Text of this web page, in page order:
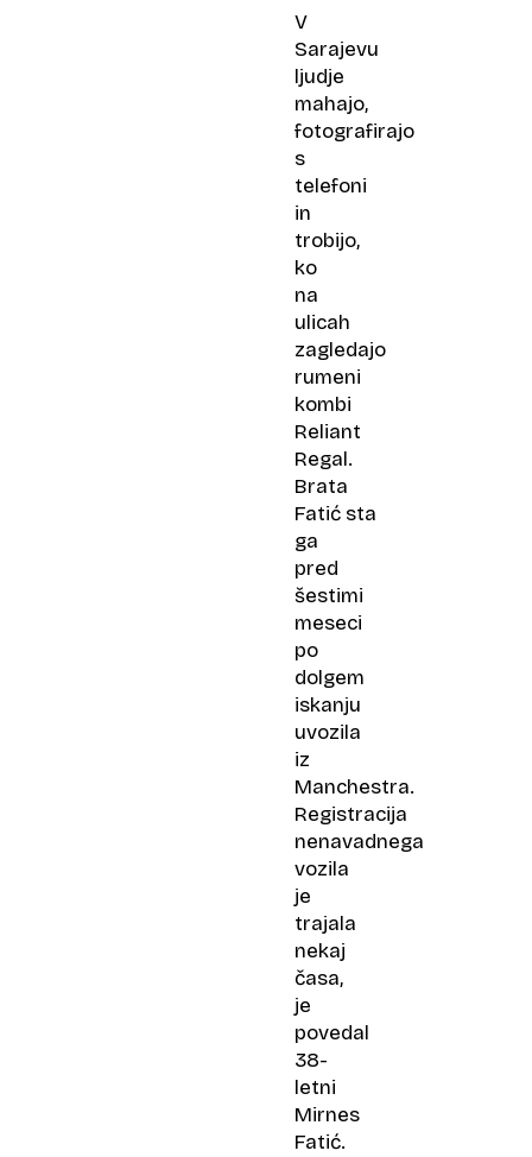
V
Sarajevu
ljudje
mahajo,
fotografirajo
s
telefoni
in
trobijo,
ko
na
ulicah
zagledajo
rumeni
kombi
Reliant
Regal.
Brata
Fatić sta
ga
pred
šestimi
meseci
po
dolgem
iskanju
uvozila
iz
Manchestra.
Registracija
nenavadnega
vozila
je
trajala
nekaj
časa,
je
povedal
38-
letni
Mirnes
Fatić.